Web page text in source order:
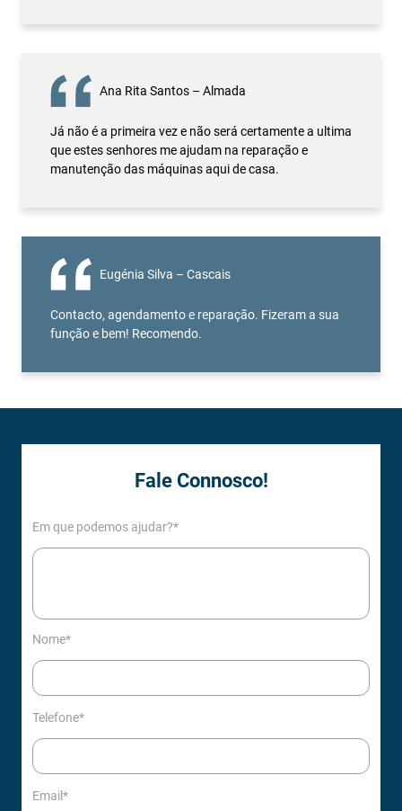
Ana Rita Santos – Almada
Já não é a primeira vez e não será certamente a ultima
que estes senhores me ajudam na reparação e
manutenção das máquinas aqui de casa.
Eugénia Silva – Cascais
Contacto, agendamento e reparação. Fizeram a sua
função e bem! Recomendo.
Fale Connosco!
Em que podemos ajudar?*
Nome*
Telefone*
Email*